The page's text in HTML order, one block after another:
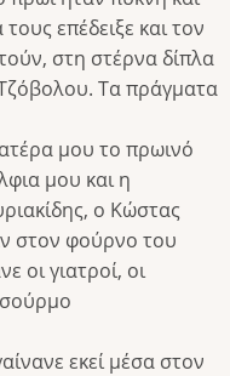
επέδειξε και τον
στη στέρνα δίπλα
Τα πράγματα
μου το πρωινό
μου και η
ο Κώστας
στον φούρνο του
οι γιατροί, οι
εκεί μέσα στον